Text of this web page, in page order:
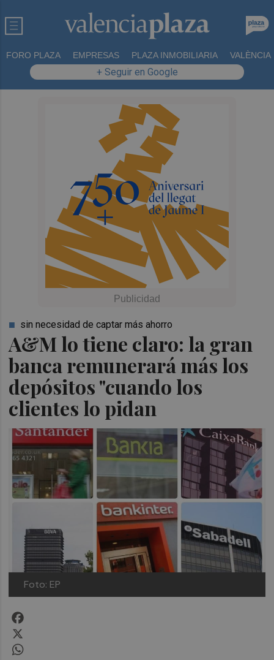
FORO PLAZA EMPRESAS PLAZA INMOBILIARIA VALÈNCIA
+ Seguir en Google
A&M lo tiene claro: la gran
banca remunerará más los
depósitos "cuando los
clientes lo pidan
sin necesidad de captar más ahorro
Foto: EP